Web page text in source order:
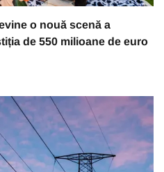
o nouă scenă a
de 550 milioane de euro